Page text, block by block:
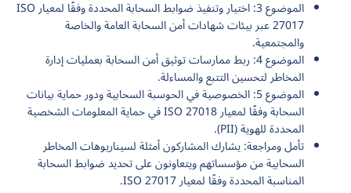
الموضوع 3: اختيار وتنفيذ ضوابط السحابة المحددة وفقًا لمعيار ISO
27017 عبر بيئات شهادات أمن السحابة العامة والخاصة
والمجتمعية.
الموضوع 4: ربط ممارسات توثيق أمن السحابة بعمليات إدارة
المخاطر لتحسين التتبع والمساءلة.
الموضوع 5: الخصوصية في الحوسبة السحابية ودور حماية بيانات
السحابة وفقًا لمعيار ISO 27018 في حماية المعلومات الشخصية
المحددة للهوية (PII).
تأمل ومراجعة: يشارك المشاركون أمثلة لسيناريوهات المخاطر
السحابية من مؤسساتهم ويتعاونون على تحديد ضوابط السحابة
المناسبة المحددة وفقًا لمعيار ISO 27017.